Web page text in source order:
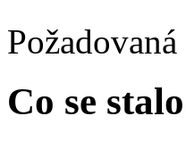
Co se